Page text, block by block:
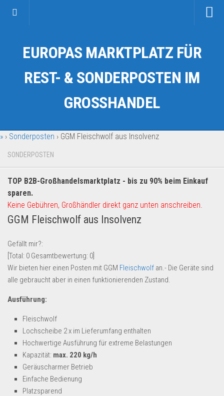
Kategorien
Auto & Motorrad
Fahrzeuge & Transport
Garten & Werkzeug
Geschäft, Büro & Schreibwaren
Geschenkartikel
Handy und Smartphone
Kosmetik & Pflege
Multimedia & Elektro
Münzen
Schuhe & Accessoires
Sport & Freizeit
Uhren & Schmuck
Wohnen & Einrichten
Restposten-Angebote
Restposten für Privatpersonen
EUROPAS MARKTPLATZ FÜR
REST- & SONDERPOSTEN IM
GROSSHANDEL
» › Sonderposten › GGM Fleischwolf aus Insolvenz
SONDERPOSTEN
TOP B2B-Großhandelsmarktplatz - bis zu 90% beim Einkauf
sparen.
Keine Gebühren, Großhändler direkt ganz unten anschreiben.
GGM Fleischwolf aus Insolvenz
Gefällt mir?:
[Total: 0 Gesamtbewertung: 0
Wir bieten hier einen Posten mit GGM Fleischwolf an.- Die Geräte sind
alle gebraucht aber in einen funktionierenden Zustand.
Ausführung:
Fleischwolf
Lochscheibe 2 x im Lieferumfang enthalten
Hochwertige Ausführung für extreme Belastungen
Kapazität: max. 220 kg/h
Geräuscharmer Betrieb
Einfache Bedienung
Platzsparend